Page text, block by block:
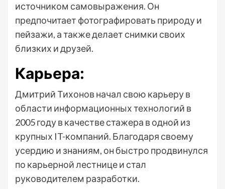
источником самовыражения. Он
предпочитает фотографировать природу и
пейзажи, а также делает снимки своих
близких и друзей.
Карьера:
Дмитрий Тихонов начал свою карьеру в
области информационных технологий в
2005 году в качестве стажера в одной из
крупных IT-компаний. Благодаря своему
усердию и знаниям, он быстро продвинулся
по карьерной лестнице и стал
руководителем разработки.